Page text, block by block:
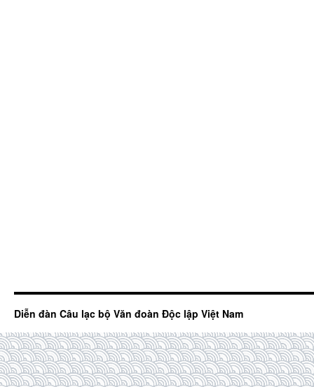
Diễn đàn Câu lạc bộ Văn đoàn Độc lập Việt Nam